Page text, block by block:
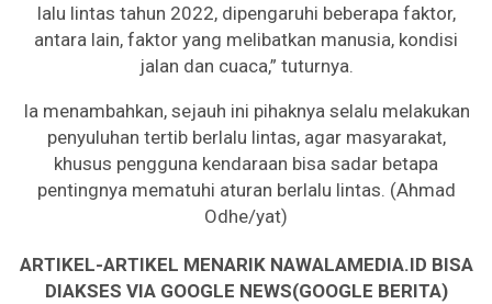
lalu lintas tahun 2022, dipengaruhi beberapa faktor,
antara lain, faktor yang melibatkan manusia, kondisi
jalan dan cuaca,” tuturnya.
Ia menambahkan, sejauh ini pihaknya selalu melakukan
penyuluhan tertib berlalu lintas, agar masyarakat,
khusus pengguna kendaraan bisa sadar betapa
pentingnya mematuhi aturan berlalu lintas. (Ahmad
Odhe/yat)
ARTIKEL-ARTIKEL MENARIK NAWALAMEDIA.ID BISA
DIAKSES VIA GOOGLE NEWS(GOOGLE BERITA)